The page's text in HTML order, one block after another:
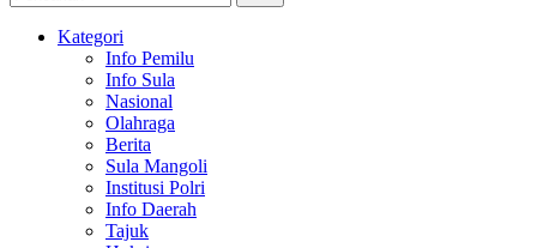
Kategori
Info Pemilu
Info Sula
Nasional
Olahraga
Berita
Sula Mangoli
Institusi Polri
Info Daerah
Tajuk